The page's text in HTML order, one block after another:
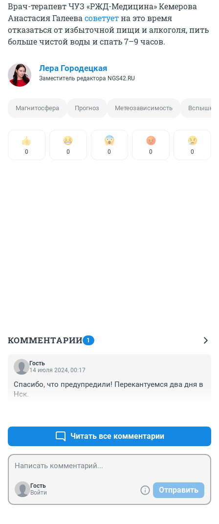
Врач-терапевт ЧУЗ «РЖД-Медицина» Кемерова
Анастасия Галеева советуетна это время
отказаться от избыточной пищи и алкоголя, пить
больше чистой воды и спать 7–9 часов.
Лера Городецкая
Заместитель редактора NGS42.RU
Магнитосфера Прогноз Метеозависимость Вспышка
0 0 0 0 0
КОММЕНТАРИИ 1
Гость
14 июля 2024, 00:17
Спасибо, что предупредили! Перекантуемся два дня в
Нск.
Читать все комментарии
Гость
Войти
Отправить